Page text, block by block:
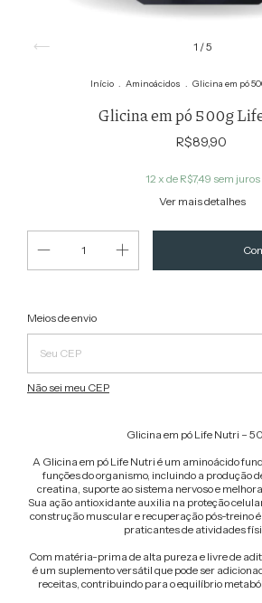
1 /5
Início . Aminoácidos . Glicina em pó
Glicina em pó 500g
R$89,90
12 x de R$7,49 sem juros
Ver mais detalhes
Entregas para o CEP:
Meios de envio
Não sei meu CEP
Glicina em pó Life Nutri –
A Glicina em pó Life Nutri é um aminoácido
funções do organismo, incluindo a produção
creatina, suporte ao sistema nervoso e
Sua ação antioxidante auxilia na proteção
construção muscular e recuperação pós-treino
praticantes de atividades
Com matéria-prima de alta pureza e livre de
é um suplemento versátil que pode ser
receitas, contribuindo para o equilíbrio